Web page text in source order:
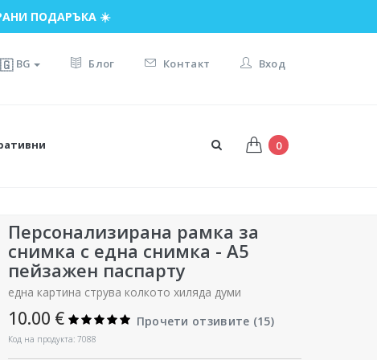
ПОДАРЪКА ☀️
BG Блог Контакт Вход
0
Персонализирана рамка за
снимка с една снимка - A5
пейзажен паспарту
една картина струва колкото хиляда думи
10.00 € Прочети отзивите (15)
Код на продукта: 7088